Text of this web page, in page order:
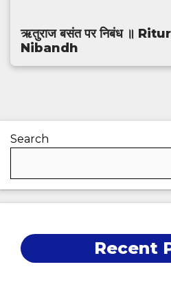
ऋतुराज बसंत पर निबंध ॥
Nibandh
Search
Recent